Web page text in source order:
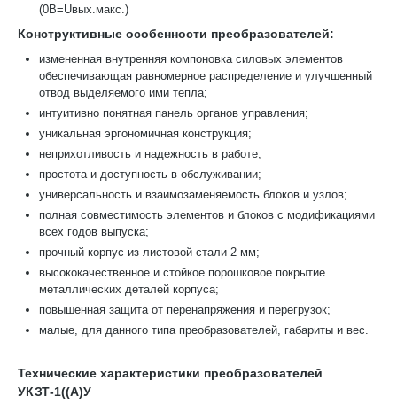
(0В=Uвых.макс.)
Конструктивные особенности преобразователей:
измененная внутренняя компоновка силовых элементов
обеспечивающая равномерное распределение и улучшенный
отвод выделяемого ими тепла;
интуитивно понятная панель органов управления;
уникальная эргономичная конструкция;
неприхотливость и надежность в работе;
простота и доступность в обслуживании;
универсальность и взаимозаменяемость блоков и узлов;
полная совместимость элементов и блоков с модификациями
всех годов выпуска;
прочный корпус из листовой стали 2 мм;
высококачественное и стойкое порошковое покрытие
металлических деталей корпуса;
повышенная защита от перенапряжения и перегрузок;
малые, для данного типа преобразователей, габариты и вес.
Технические характеристики преобразователей
УКЗТ-1((А)У